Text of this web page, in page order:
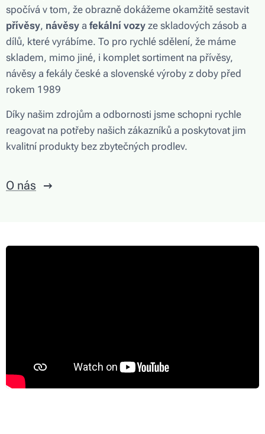
spočívá v tom, že obrazně dokážeme okamžitě sestavit
přívěsy, návěsy a fekální vozy ze skladových zásob a
dílů, které vyrábíme. To pro rychlé sdělení, že máme
skladem, mimo jiné, i komplet sortiment na přívěsy,
návěsy a fekály české a slovenské výroby z doby před
rokem 1989
Díky našim zdrojům a odbornosti jsme schopni rychle
reagovat na potřeby našich zákazníků a poskytovat jim
kvalitní produkty bez zbytečných prodlev.
O nás